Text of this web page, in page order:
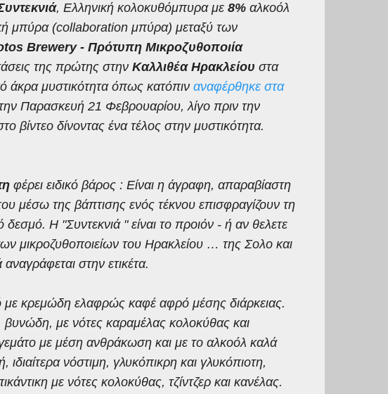
, Ελληνική κολοκυθόμπυρα με 8%αλκοόλ
μπύρα (collaboration μπύρα) μεταξύ των
Brewery - Πρότυπη Μικροζυθοποιία
της πρώτης στην Καλλιθέα Ηρακλείου στα
άκρα μυστικότητα όπως κατόπιναναφέρθηκε στα
Παρασκευή 21 Φεβρουαρίου, λίγο πριν την
βίντεο δίνοντας ένα τέλος στην μυστικότητα.
φέρει ειδικό βάρος : Είναι η άγραφη, απαραβίαστη
μέσω της βάπτισης ενός τέκνου επισφραγίζουν τη
δεσμό. Η "Συντεκνιά " είναι το προιόν - ή αν θελετε
μικροζυθοποιείων του Ηρακλείου … της Σολο και
στην ετικέτα.
με κρεμώδη ελαφρώς καφέ αφρό μέσης διάρκειας.
βυνώδη, με νότες καραμέλας κολοκύθας και
με μέση ανθράκωση και με το αλκοόλ καλά
νόστιμη, γλυκόπικρη και γλυκόπιοτη,
με νότες κολοκύθας, τζίντζερ και κανέλας.